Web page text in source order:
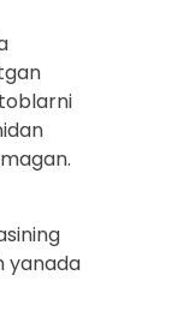
yanada